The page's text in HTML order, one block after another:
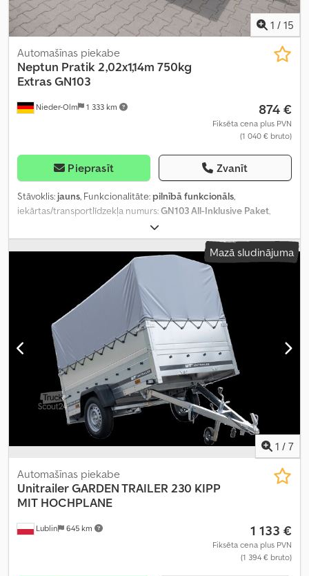
1 / 15
Nieder-Olm 1 333 km
Automašīnas piekabe
Neptun Pratik 2,02x1,14m 750kg
Extras GN103
874 €
Fiksēta cena plus PVN
(1 040 € bruto)
Pieprasīt Zvanīt
Stāvoklis: jauns, Funkcionalitāte: pilnībā funkcionāls,
iekārtas/transportlīdzekļa numurs:GN103 All-Inklusive Paket
, maksimālā kravnesība:
750 kg, asu konfigurācija:1 ass, krautuves garums:2 020 mm,
iekraušanas vietas platums:1 140 mm, iekraušanas telpas
Mazā sludinājuma
1 / 7
Lublin 645 km
Automašīnas piekabe
UnitrailerGARDEN TRAILER 230 KIPP
MIT HOCHPLANE
1 133 €
Fiksēta cena plus PVN
(1 394 € bruto)